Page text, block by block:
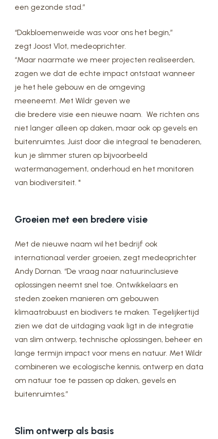
een gezonde stad.”
“Dakbloemenweide was voor ons het begin,”
zegt Joost Vlot, medeoprichter.
“Maar naarmate we meer projecten realiseerden,
zagen we dat de echte impact ontstaat wanneer
je het hele gebouw en de omgeving
meeneemt. Met Wildr geven we
die bredere visie een nieuwe naam. We richten ons
niet langer alleen op daken, maar ook op gevels en
buitenruimtes. Juist door die integraal te benaderen,
kun je slimmer sturen op bijvoorbeeld
watermanagement, onderhoud en het monitoren
van biodiversiteit. "
Groeien met een bredere visie
Met de nieuwe naam wil het bedrijf ook
internationaal verder groeien, zegt medeoprichter
Andy Dornan. “De vraag naar natuurinclusieve
oplossingen neemt snel toe. Ontwikkelaars en
steden zoeken manieren om gebouwen
klimaatrobuust en biodivers te maken. Tegelijkertijd
zien we dat de uitdaging vaak ligt in de integratie
van slim ontwerp, technische oplossingen, beheer en
lange termijn impact voor mens en natuur. Met Wildr
combineren we ecologische kennis, ontwerp en data
om natuur toe te passen op daken, gevels en
buitenruimtes.”
Slim ontwerp als basis